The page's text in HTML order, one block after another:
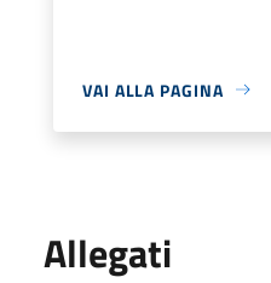
VAI ALLA PAGINA
Allegati